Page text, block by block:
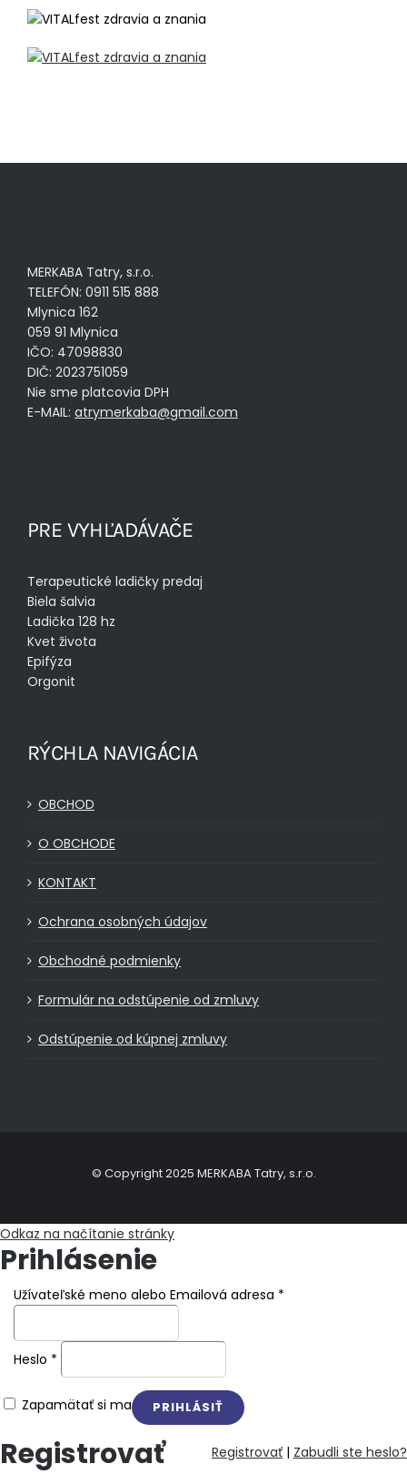
MERKABA Tatry, s.r.o.
TELEFÓN: 0911 515 888
Mlynica 162
059 91 Mlynica
IČO: 47098830
DIČ: 2023751059
Nie sme platcovia DPH
E-MAIL: atrymerkaba@gmail.com
PRE VYHĽADÁVAČE
Terapeutické ladičky predaj
Biela šalvia
Ladička 128 hz
Kvet života
Epifýza
Orgonit
RÝCHLA NAVIGÁCIA
OBCHOD
O OBCHODE
KONTAKT
Ochrana osobných údajov
Obchodné podmienky
Formulár na odstúpenie od zmluvy
Odstúpenie od kúpnej zmluvy
© Copyright 2025 MERKABA Tatry, s.r.o.
Odkaz na načítanie stránky
Prihlásenie
Užívateľské meno alebo Emailová adresa *
Heslo *
Zapamätať si ma
Registrovať | Zabudli ste heslo?
Registrovať